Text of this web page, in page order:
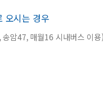
오시는 경우
암47, 매월16 시내버스 이